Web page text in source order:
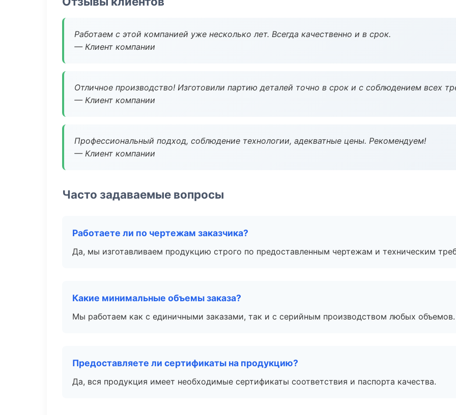
Работаем с этой компанией уже несколько лет. Всегда качественно и в срок.
— Клиент компании
Отличное производство! Изготовили партию деталей точно в срок и с соблюдением всех
— Клиент компании
Профессиональный подход, соблюдение технологии, адекватные цены. Рекомендуем!
— Клиент компании
Часто задаваемые вопросы
Работаете ли по чертежам заказчика?
Да, мы изготавливаем продукцию строго по предоставленным чертежам и техническим
Какие минимальные объемы заказа?
Мы работаем как с единичными заказами, так и с серийным производством любых объемов.
Предоставляете ли сертификаты на продукцию?
Да, вся продукция имеет необходимые сертификаты соответствия и паспорта качества.